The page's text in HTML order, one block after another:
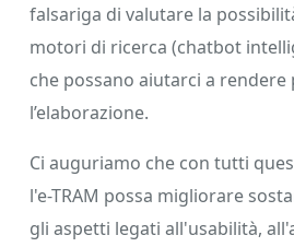
falsariga di valutare la
motori di ricerca (chatbot
che possano aiutarci a rendere
l’elaborazione.
Ci auguriamo che con tutti
l'e-TRAM possa migliorare
gli aspetti legati all'usabilità,